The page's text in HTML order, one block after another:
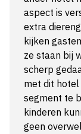
aspect is
extra
kijken
ze staan bij
scherp
met dit hotel
segment te
kinderen
geen